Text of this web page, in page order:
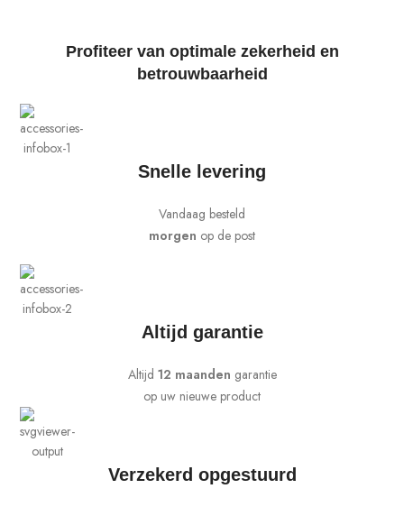
Profiteer van optimale zekerheid en
betrouwbaarheid
Snelle levering
Vandaag besteld
morgen op de post
Altijd garantie
Altijd 12 maanden garantie
op uw nieuwe product
Verzekerd opgestuurd